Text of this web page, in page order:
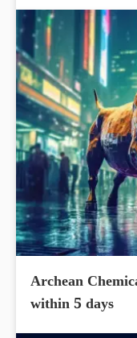
Archean
within 5 days